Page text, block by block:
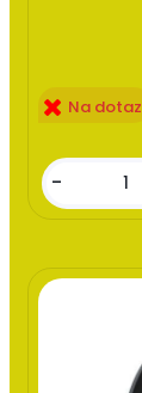
Na dotaz
-